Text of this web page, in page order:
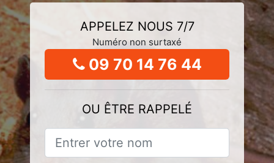
APPELEZ NOUS 7/7
Numéro non surtaxé
09 70 14 76 44
OU ÊTRE RAPPELÉ